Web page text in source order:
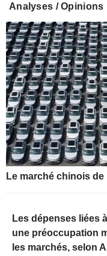
Analyses / Opinions
Le marché chinois
Les dépenses liées
une préoccupation
les marchés, selon